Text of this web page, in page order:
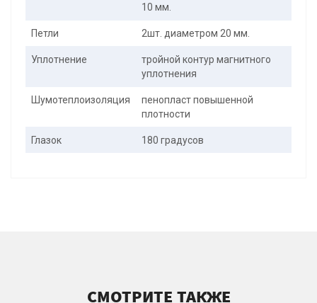
10 мм.
Петли 2шт. диаметром 20 мм.
Уплотнение
тройной контур магнитного
уплотнения
Шумотеплоизоляция
пенопласт повышенной
плотности
Глазок 180 градусов
СМОТРИТЕ ТАКЖЕ